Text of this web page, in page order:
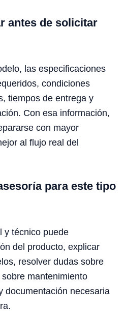
antes de solicitar
las especificaciones
condiciones
tiempos de entrega y
Con esa información,
con mayor
al flujo real del
para este tipo
y técnico puede
del producto, explicar
resolver dudas sobre
mantenimiento
documentación necesaria